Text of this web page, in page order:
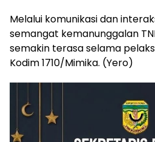
Melalui komunikasi dan
semangat kemanunggalan
semakin terasa selama
Kodim 1710/Mimika. (Yero)